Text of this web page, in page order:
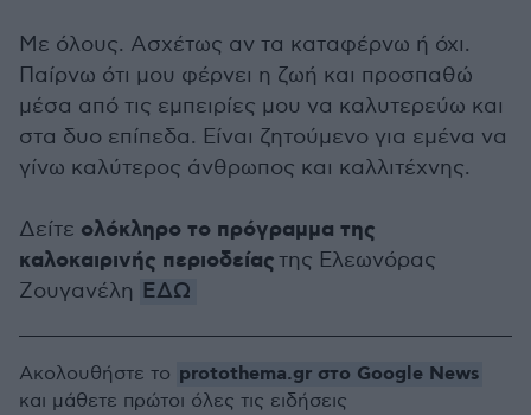
Με όλους. Ασχέτως αν τα καταφέρνω ή όχι.
Παίρνω ότι μου φέρνει η ζωή και προσπαθώ
μέσα από τις εμπειρίες μου να καλυτερεύω και
στα δυο επίπεδα. Είναι ζητούμενο για εμένα να
γίνω καλύτερος άνθρωπος και καλλιτέχνης.
Δείτε ολόκληρο το πρόγραμμα της
καλοκαιρινής περιοδείαςτης Ελεωνόρας
Ζουγανέλη ΕΔΩ
Ακολουθήστε το protothema.gr στο Google News
και μάθετε πρώτοι όλες τις ειδήσεις